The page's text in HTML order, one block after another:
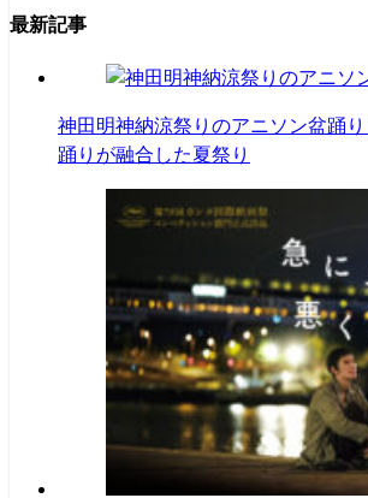
最新記事
神田明神納涼祭りのアニソン盆踊
踊りが融合した夏祭り